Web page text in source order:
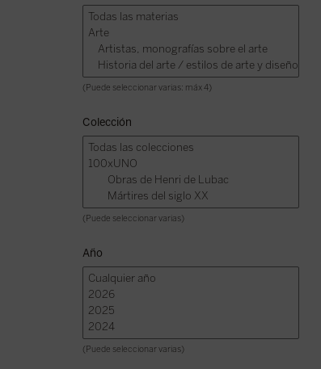
(Puede seleccionar varias: máx 4)
Colección
(Puede seleccionar varias)
Año
(Puede seleccionar varias)